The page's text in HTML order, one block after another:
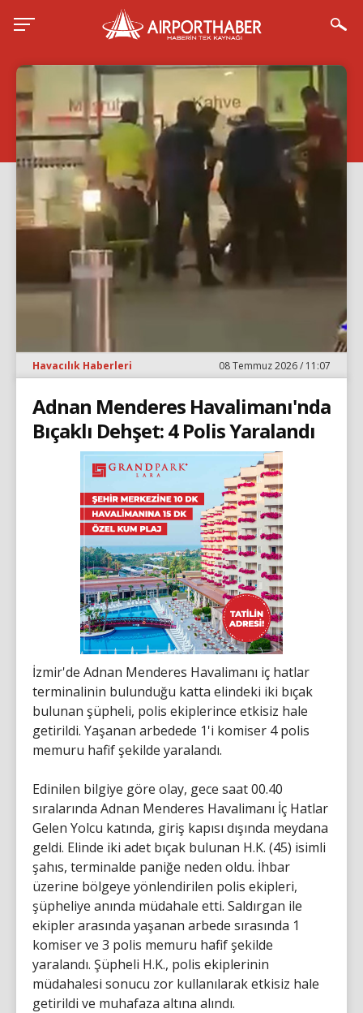
Havacılık Haberleri 08 Temmuz 2026 / 11:07
Adnan Menderes Havalimanı'nda
Bıçaklı Dehşet: 4 Polis Yaralandı
İzmir'de Adnan Menderes Havalimanı iç hatlar
terminalinin bulunduğu katta elindeki iki bıçak
bulunan şüpheli, polis ekiplerince etkisiz hale
getirildi. Yaşanan arbedede 1'i komiser 4 polis
memuru hafif şekilde yaralandı.
Edinilen bilgiye göre olay, gece saat 00.40
sıralarında Adnan Menderes Havalimanı İç Hatlar
Gelen Yolcu katında, giriş kapısı dışında meydana
geldi. Elinde iki adet bıçak bulunan H.K. (45) isimli
şahıs, terminalde paniğe neden oldu. İhbar
üzerine bölgeye yönlendirilen polis ekipleri,
şüpheliye anında müdahale etti. Saldırgan ile
ekipler arasında yaşanan arbede sırasında 1
komiser ve 3 polis memuru hafif şekilde
yaralandı. Şüpheli H.K., polis ekiplerinin
müdahalesi sonucu zor kullanılarak etkisiz hale
getirildi ve muhafaza altına alındı.